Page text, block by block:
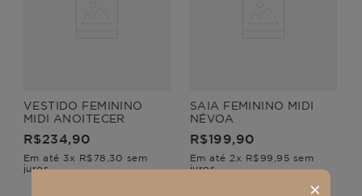
VESTIDO FEMININO
MIDI ANOITECER
R$234,90
Em até 3x R$ 78 30 sem
juros
SAIA FEMININO MIDI
NÉVOA
R$199,90
Em até 2x R$ 99 95 sem
juros